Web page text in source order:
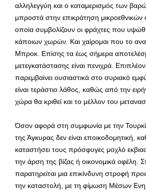
αλληλεγγύη και ο καταμερισμός των
μπροστά στην επικράτηση
οποία συμβολίζουν οι φράχτες που
κάποιων χωρών. Και χαίρομαι που το
Μπροκ. Επίσης τα έως σήμερα
μετεγκατάστασης είναι πενιχρά.
παρεμβαίνει ουσιαστικά στο συριακό
είναι τεράστιο λάθος, καθώς από την
χώρα θα κριθεί και το μέλλον του
Όσον αφορά στη συμφωνία με την
της Άγκυρας δεν είναι εποικοδομητική,
καταστήσει τους πρόσφυγες μοχλό
την άρση της βίζας ή οικονομικά οφέλη.
παρατηρείται μια επικίνδυνη στροφή
την καταστολή, με τη φίμωση Μέσων